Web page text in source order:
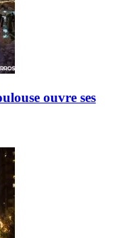
ouvre ses